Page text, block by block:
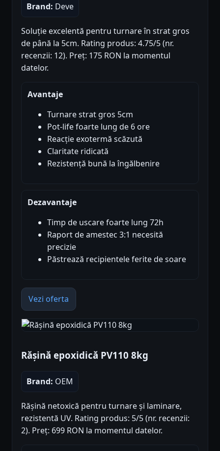
Brand: Deve
Soluție excelentă pentru turnare în strat gros
de până la 5cm. Rating produs: 4.75/5 (nr.
recenzii: 12). Preț: 175 RON la momentul
datelor.
Avantaje
Turnare strat gros 5cm
Pot-life foarte lung de 6 ore
Reacție exotermă scăzută
Claritate ridicată
Rezistență bună la îngălbenire
Dezavantaje
Timp de uscare foarte lung 72h
Raport de amestec 3:1 necesită
precizie
Păstrează recipientele ferite de soare
Vezi oferta
Rășină epoxidică PV110 8kg
Brand: OEM
Rășină netoxică pentru turnare și laminare,
rezistentă UV. Rating produs: 5/5 (nr. recenzii:
2). Preț: 699 RON la momentul datelor.